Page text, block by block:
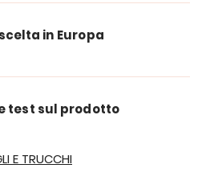
in Europa
test sul prodotto
E TRUCCHI